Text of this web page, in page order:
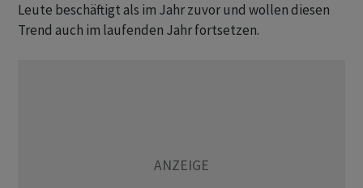
Leute beschäftigt als im Jahr zuvor und wollen diesen
Trend auch im laufenden Jahr fortsetzen.